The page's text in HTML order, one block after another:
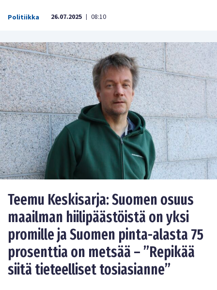
Politiikka 26.07.2025 | 08:10
Teemu Keskisarja: Suomen osuus
maailman hiilipäästöistä on yksi
promille ja Suomen pinta-alasta 75
prosenttia on metsää – ”Repikää
siitä tieteelliset tosiasianne”